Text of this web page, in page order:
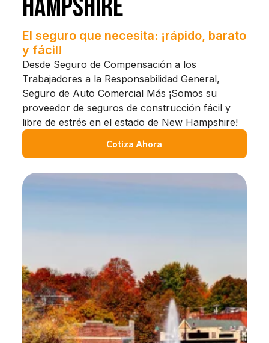
HAMPSHIRE
El seguro que necesita: ¡rápido, barato
y fácil!
Desde Seguro de Compensación a los
Trabajadores a la Responsabilidad General,
Seguro de Auto Comercial Más ¡Somos su
proveedor de seguros de construcción fácil y
libre de estrés en el estado de New Hampshire!
Cotiza Ahora